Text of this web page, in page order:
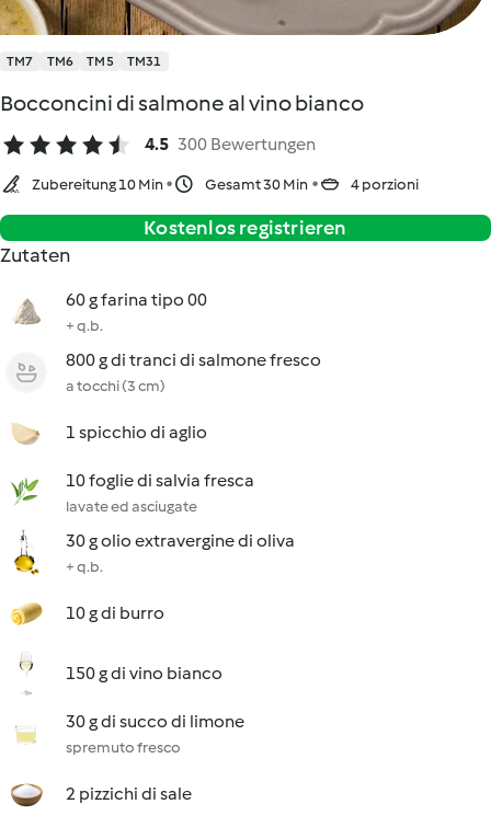
TM7 TM6 TM5 TM31
Bocconcini di salmone al vino bianco
4.5 300 Bewertungen
Zubereitung 10 Min Gesamt 30 Min 4 porzioni
Kostenlos registrieren
Zutaten
60 g farina tipo 00
+ q.b.
800 g di tranci di salmone fresco
a tocchi (3 cm)
1 spicchio di aglio
10 foglie di salvia fresca
lavate ed asciugate
30 g olio extravergine di oliva
+ q.b.
10 g di burro
150 g di vino bianco
30 g di succo di limone
spremuto fresco
2 pizzichi di sale